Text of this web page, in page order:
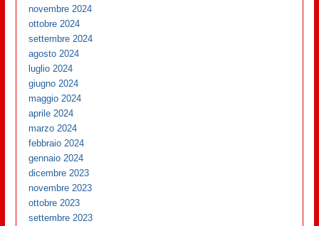
novembre 2024
ottobre 2024
settembre 2024
agosto 2024
luglio 2024
giugno 2024
maggio 2024
aprile 2024
marzo 2024
febbraio 2024
gennaio 2024
dicembre 2023
novembre 2023
ottobre 2023
settembre 2023